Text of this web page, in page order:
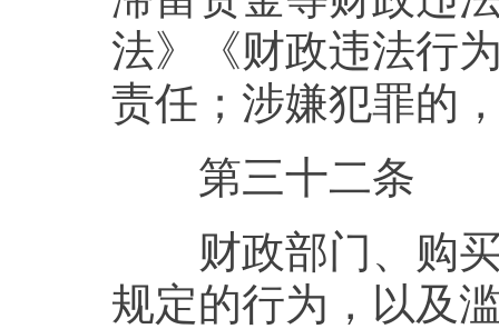
法》《财政违法行
责任；涉嫌犯罪的
第三十二条
财政部门、购买
规定的行为，以及